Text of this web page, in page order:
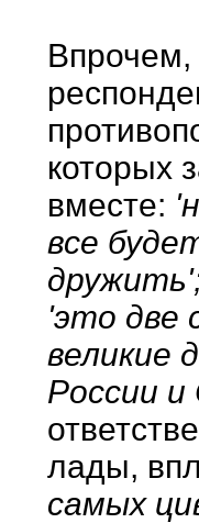
Впрочем,
которых
вместе:
все
'это две
великие
России
лады,
самых